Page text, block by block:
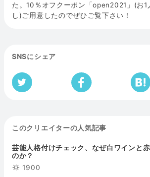
た。10％オフクーポン「open2021」(お1
し)ご用意したのでぜひご覧下さい！
SNSにシェア
このクリエイターの人気記事
芸能人格付けチェック、なぜ白ワインと
のか？
1900